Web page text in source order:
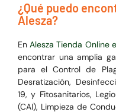
¿Qué puedo
Alesza?
EnAlesza Tienda Online
encontrar una amplia
para elControl de
Desratización,
19, y Fitosanitarios,
(CAI), Limpieza de